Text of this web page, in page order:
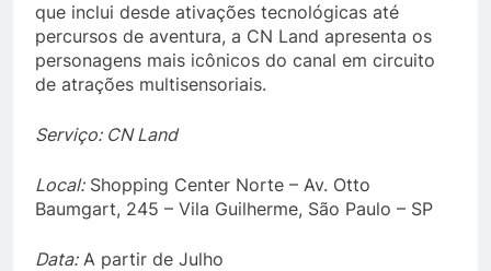
que inclui desde ativações tecnológicas até
percursos de aventura, a CN Land apresenta os
personagens mais icônicos do canal em circuito
de atrações multisensoriais.
Serviço: CN Land
Local:Shopping Center Norte – Av. Otto
Baumgart, 245 – Vila Guilherme, São Paulo – SP
Data:A partir de Julho